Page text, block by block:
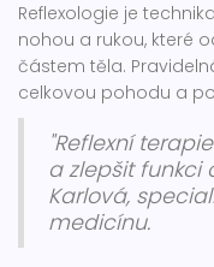
Reflexologie je
nohou a rukou, které
částem těla.
celkovou pohodu a
"Reflexní
a zlepšit funkci
Karlová,
medicínu.